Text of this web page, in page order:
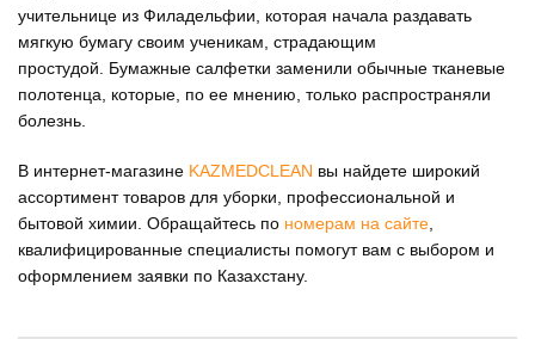
учительнице из Филадельфии, которая начала раздавать
мягкую бумагу своим ученикам, страдающим
простудой. Бумажные салфетки заменили обычные тканевые
полотенца, которые, по ее мнению, только распространяли
болезнь.
В интернет-магазине KAZMEDCLEAN вы найдете широкий
ассортимент товаров для уборки, профессиональной и
бытовой химии. Обращайтесь по номерам на сайте
квалифицированные специалисты помогут вам с выбором и
оформлением заявки по Казахстану.